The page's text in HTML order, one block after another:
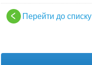
Перейти до списку